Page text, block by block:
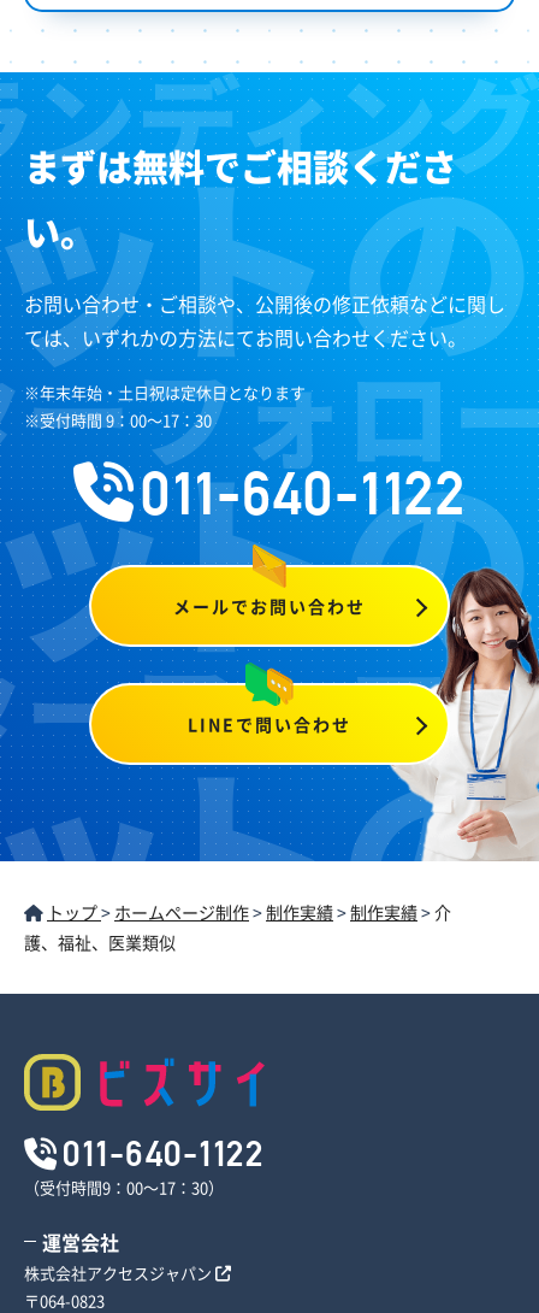
まずは無料でご相談くださ
い。
お問い合わせ・ご相談や、公開後の修正依頼などに関し
ては、いずれかの方法にてお問い合わせください。
※年末年始・土日祝は定休日となります
※受付時間 9：00～17：30
011-640-1122
メールでお問い合わせ
LINEで問い合わせ
トップ> ホームページ制作>制作実績>制作実績>介
護、福祉、医業類似
011-640-1122
（受付時間9：00～17：30）
運営会社
株式会社アクセスジャパン
〒064-0823